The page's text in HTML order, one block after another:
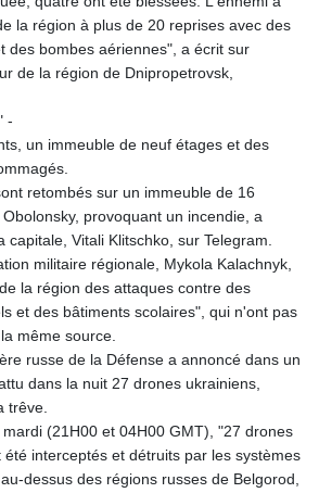
la région à plus de 20 reprises avec des
des bombes aériennes", a écrit sur
de la région de Dnipropetrovsk,
-
un immeuble de neuf étages et des
retombés sur un immeuble de 16
provoquant un incendie, a
capitale, Vitali Klitschko, sur Telegram.
militaire régionale, Mykola Kalachnyk,
la région des attaques contre des
et des bâtiments scolaires", qui n'ont pas
même source.
russe de la Défense a annoncé dans un
dans la nuit 27 drones ukrainiens,
trêve.
(21H00 et 04H00 GMT), "27 drones
interceptés et détruits par les systèmes
dessus des régions russes de Belgorod,